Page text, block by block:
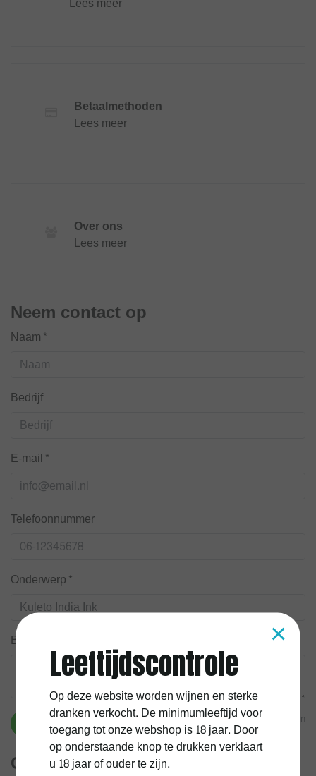
Betaalmethoden
Lees meer
Over ons
Lees meer
Neem contact op
Naam*
Bedrijf
E-mail*
Telefoonnummer
Onderwerp*
Bericht*
Verstuur * Verplichte velden
Contactgegevens
×
Leeftijdscontrole
Op deze website worden wijnen en sterke
dranken verkocht. De minimumleeftijd voor
toegang tot onze webshop is 18 jaar. Door
op onderstaande knop te drukken verklaart
u 18 jaar of ouder te zijn.